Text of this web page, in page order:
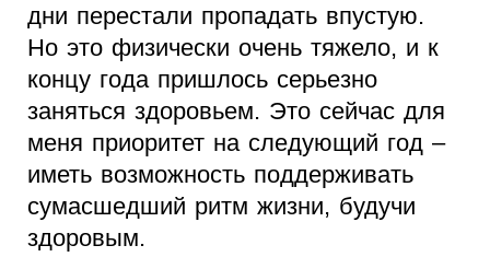
дни перестали пропадать впустую.
Но это физически очень тяжело, и к
концу года пришлось серьезно
заняться здоровьем. Это сейчас для
меня приоритет на следующий год –
иметь возможность поддерживать
сумасшедший ритм жизни, будучи
здоровым.